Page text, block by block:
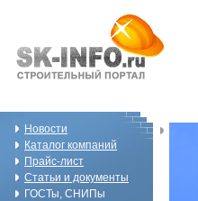
Новости
Каталог компаний
Прайс-лист
Статьи и документы
ГОСТы, СНИПы